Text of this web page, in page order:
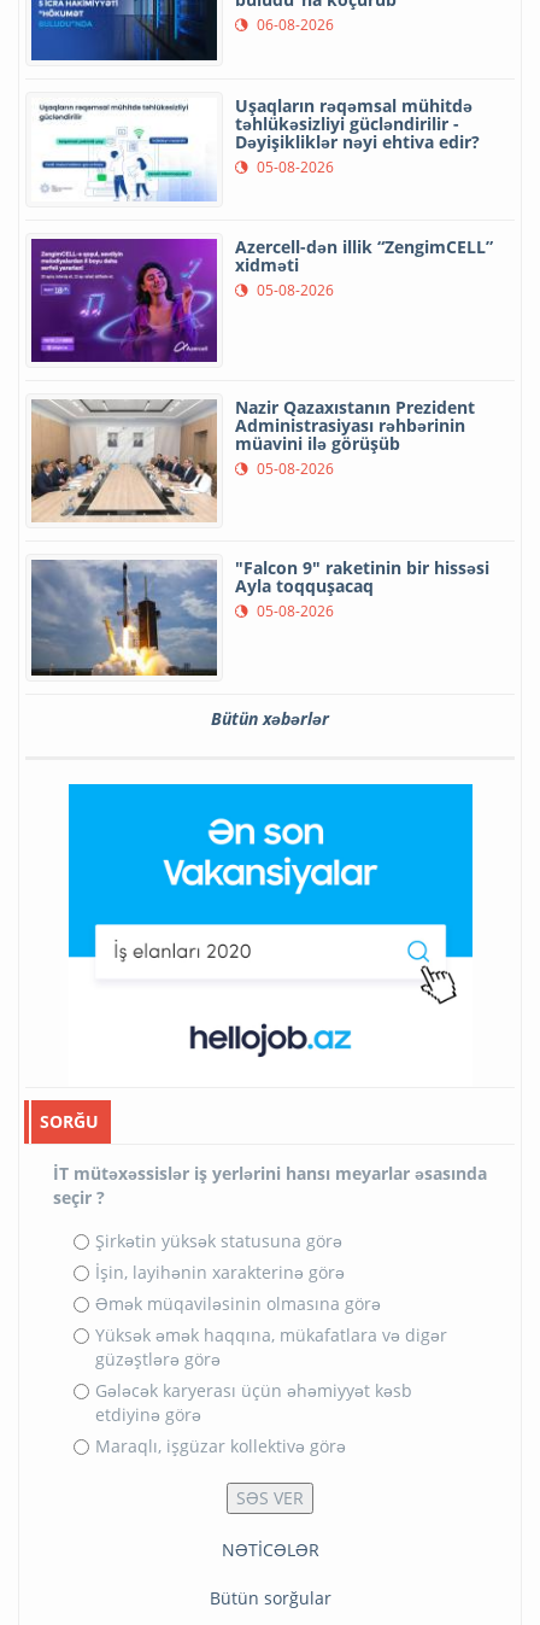
06-08-2026
Uşaqların rəqəmsal mühitdə
təhlükəsizliyi gücləndirilir -
Dəyişikliklər nəyi ehtiva edir?
05-08-2026
Azercell-dən illik “ZengimCELL”
xidməti
05-08-2026
Nazir Qazaxıstanın Prezident
Administrasiyası rəhbərinin
müavini ilə görüşüb
05-08-2026
"Falcon 9" raketinin bir hissəsi
Ayla toqquşacaq
05-08-2026
Bütün xəbərlər
SORĞU
İT mütəxəssislər iş yerlərini hansı meyarlar əsasında
seçir ?
Şirkətin yüksək statusuna görə
İşin, layihənin xarakterinə görə
Əmək müqaviləsinin olmasına görə
Yüksək əmək haqqına, mükafatlara və digər
güzəştlərə görə
Gələcək karyerası üçün əhəmiyyət kəsb
etdiyinə görə
Maraqlı, işgüzar kollektivə görə
NƏTİCƏLƏR
Bütün sorğular